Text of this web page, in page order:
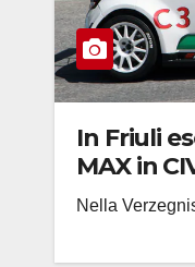
In Friuli
MAX in
Nella